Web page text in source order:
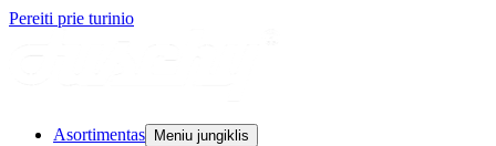
Pereiti prie turinio
Asortimentas Meniu jungiklis